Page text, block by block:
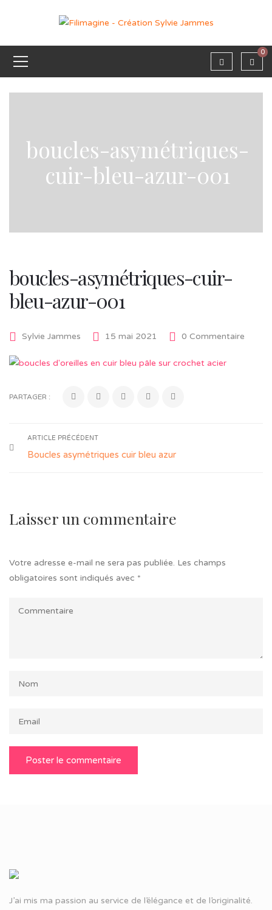
0
boucles-asymétriques-
cuir-bleu-azur-001
boucles-asymétriques-cuir-
bleu-azur-001
Sylvie Jammes 15 mai 2021 0 Commentaire
PARTAGER :
ARTICLE PRÉCÉDENT
Boucles asymétriques cuir bleu azur
Laisser un commentaire
Votre adresse e-mail ne sera pas publiée. Les champs
obligatoires sont indiqués avec *
J’ai mis ma passion au service de l’élégance et de l’originalité.